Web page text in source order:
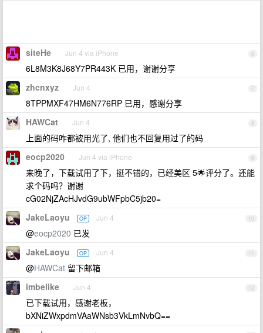
6
siteHe Jun 4 via iPhone
6L8M3K8J68Y7PR443K 已用，谢谢分享
7
zhcnxyz Jun 4
8TPPMXF47HM6N776RP 已用，感谢分享
8
HAWCat Jun 4
上面的码咋都被用光了, 他们也不回复用过了的码
9
eocp2020 Jun 4 via iPhone
来晚了，下载试用了下，挺不错的，已经美区 5🌟评分了。还能
求个码吗？谢谢
cG02NjZAcHJvdG9ubWFpbC5jb20=
10
JakeLaoyu OP Jun 4
@eocp2020 已发
11
JakeLaoyu OP Jun 4
@HAWCat 留下邮箱
12
imbelike Jun 4
已下载试用，感谢老板，
bXNiZWxpdmVAaWNsb3VkLmNvbQ==